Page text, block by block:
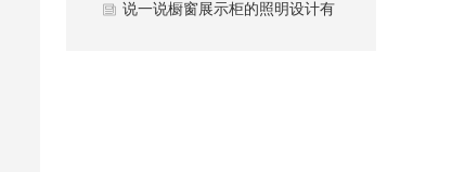
准？
说一说橱窗展示柜的照明设计有